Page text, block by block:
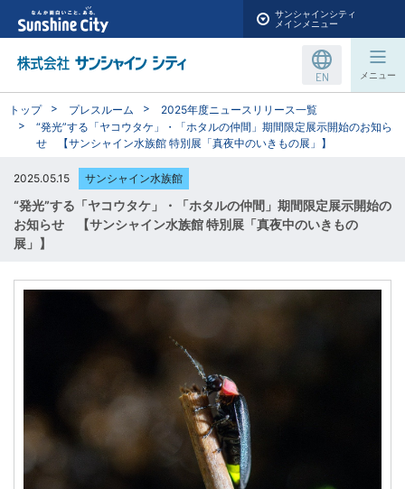
サンシャインシティ
メインメニュー
EN メニュー
トップ プレスルーム
2025年度ニュースリリース一覧
“発光”する「ヤコウタケ」・「ホタルの仲間」期間限定展示開始のお知ら
せ 【サンシャイン水族館 特別展「真夜中のいきもの展」】
2025.05.15 サンシャイン水族館
“発光”する「ヤコウタケ」・「ホタルの仲間」期間限定展示開始の
お知らせ 【サンシャイン水族館 特別展「真夜中のいきもの
展」】